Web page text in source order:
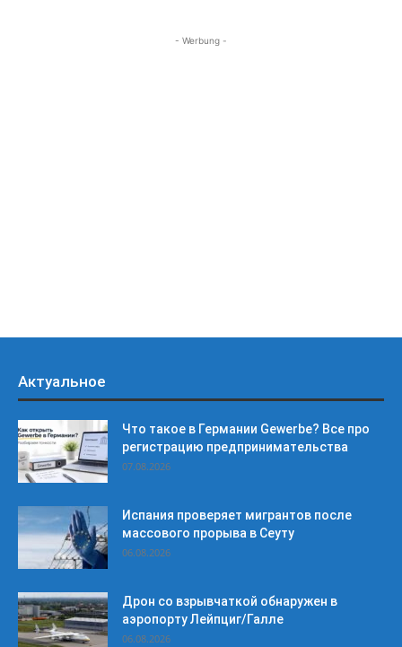
- Werbung -
Актуальное
Что такое в Германии Gewerbe? Все про
регистрацию предпринимательства
07.08.2026
Испания проверяет мигрантов после
массового прорыва в Сеуту
06.08.2026
Дрон со взрывчаткой обнаружен в
аэропорту Лейпциг/Галле
06.08.2026